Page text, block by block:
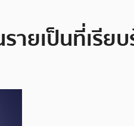
ายเป็นที่เรีย